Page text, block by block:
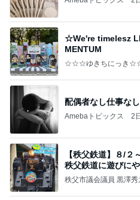
☆We're timelesz
MENTUM
☆☆☆ゆきちにっき
配偶者なし仕事な
Amebaトピックス 2
【秩父鉄道】８/
秩父鉄道に遊びに
秩父市議会議員 黒澤秀